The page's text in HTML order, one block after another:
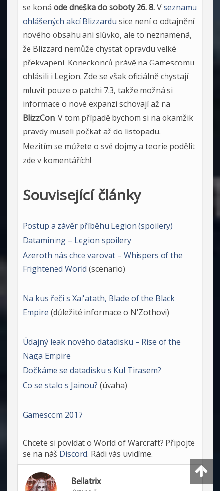
se koná ode dneška do soboty 26. 8.Vseznamu
ohlášených akcí Blizzardu sice není o odtajnění
nového obsahu ani slůvko, ale to neznamená,
že Blizzard nemůže chystat opravdu velké
překvapení. Koneckonců právě na Gamescomu
ohlásili i Legion. Zde se však oficiálně chystají
mluvit pouze o patchi 7.3, takže možná si
informace o nové expanzi schovají až na
BlizzCon. V tom případě bychom si na okamžik
pravdy museli počkat až do listopadu.
Mezitím se můžete o své dojmy a teorie podělit
zde v komentářích!
Související články
Postup a závěr příběhu Legion (spoilery)
Datamining – Legion spoilery
Azeroth nás chce varovat – Whispers of the
Frightened World (scenario)
Na kus řeči s Xal'atath, Blade of the Black
Empire (důležité informace o N'Zothovi)
Údajný leak nového datadisku – Rise of the
Naga Empire
Dočkáme se datadisku s Kul Tirasem?
Co se stalo s Jainou? (úvaha)
Gamescom 2017
Chcete si povídat o World of Warcraft? Připojte
se na náš Discord. Rádi vás uvidíme.
Bellatrix